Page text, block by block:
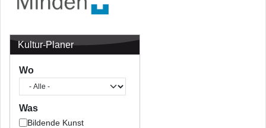
Kultur-Planer
Wo
Was
Bildende Kunst